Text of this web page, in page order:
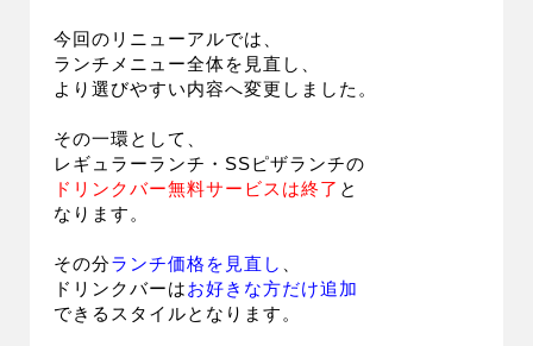
今回のリニューアルでは、
ランチメニュー全体を見直し、
より選びやすい内容へ変更しました。
その一環として、
レギュラーランチ・SSピザランチの
ドリンクバー無料サービスは終了 と
なります。
その分ランチ価格を見直し
ドリンクバーはお好きな方だけ追加
できるスタイルとなります。